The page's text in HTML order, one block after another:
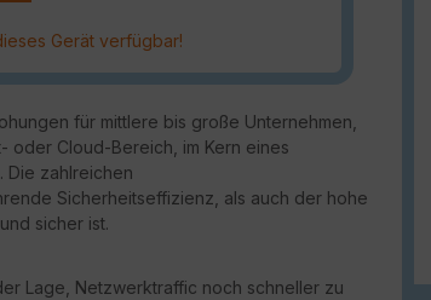
Gerät verfügbar!
für mittlere bis große Unternehmen,
oder Cloud-Bereich, im Kern eines
Die zahlreichen
Sicherheitseffizienz, als auch der hohe
sicher ist.
Lage, Netzwerktraffic noch schneller zu